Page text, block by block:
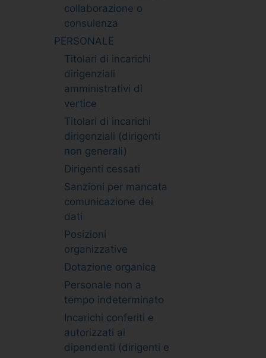
collaborazione o
consulenza
PERSONALE
Titolari di incarichi
dirigenziali
amministrativi di
vertice
Titolari di incarichi
dirigenziali (dirigenti
non generali)
Dirigenti cessati
Sanzioni per mancata
comunicazione dei
dati
Posizioni
organizzative
Dotazione organica
Personale non a
tempo indeterminato
Incarichi conferiti e
autorizzati ai
dipendenti (dirigenti e